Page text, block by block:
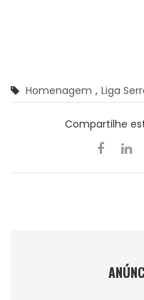
Homenagem , Liga
Compartilhe